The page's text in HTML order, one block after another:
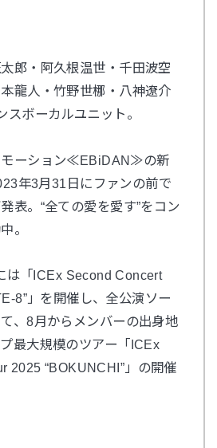
郎・阿久根温世・千田波空
龍人・竹野世梛・八神遼介
スボーカルユニット。
モーション≪EBiDAN≫の新
年3月31日にファンの前で
表。“全ての愛を愛す”をコン
。
は「ICEx Second Concert
8”」を開催し、全公演ソー
、8月からメンバーの出身地
最大規模のツアー「ICEx
2025 “BOKUNCHI”」の開催